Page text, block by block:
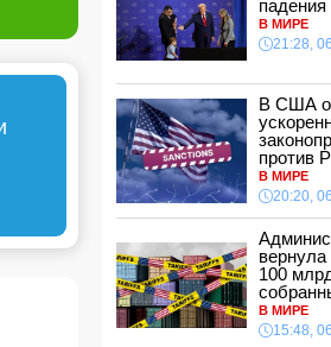
21:16, 06.08.2026
Такер Карлсон обвинил
21:00, 06.08.2026
Названо лучшее
сердца и сосудов
20:48, 06.08.2026
Салах официально стал
"Трабзонспора":
В США ожидается
законопроекта о
20:20, 06.08.2026
В МИРЕ
21:28,
В США
против
В МИРЕ
20:20,
100
В МИРЕ
15:48,